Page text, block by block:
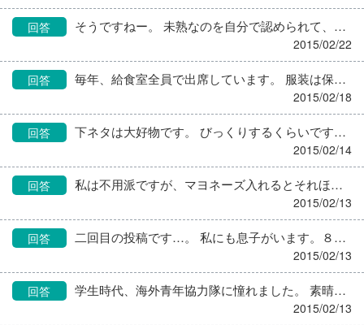
回答 そうですねー。 未熟なのを自分で認められて、同業者といえど厳しい意見もあるであろう此処に投稿出来るだけ、偉いと思いますよ。 信頼とか信用とかって、なくしちゃったらゼロからじゃなくてマイナスからのスタートです。 調理員さんは、呆れたとは思うけど信用なくすところまではいってないと思います。 なら、気持ちを切り替えて、もう本気で頑張ってるとこを見せればいいです。 口も聞いてくれないってのは、それだけ自分の仕事に真剣だからって部分もあります。 頑張って、よく考えて、頭がぐちゃぐちゃになりそうなときも自分を叱責して冷静に対応できたら、いずれ皆、認めてくれます。
2015/02/22
回答 毎年、給食室全員で出席しています。 服装は保育士さんも全員、黒の礼服。 ツーピースやワンピースの喪服ありますよね。 喪服というといいイメージがありませんが、要するに黒の礼服です。 それに真珠のネックレスやイヤリング、華やかなコサージュをつけます。 卒業アルバムの職員全員の写真撮影も礼服ですので、 意外と使ってるなあと思います。
2015/02/18
回答 下ネタは大好物です。 びっくりするくらいです。 小学男子が３人寄ったら、アホみたいな下ネタ替え歌で 延々とギャハギャハ笑ってます。 保育園児も同様ですねー。 小学男子になったら歯止めがききませんが（泣） 好みは、髪の毛の長いちょっとほわっとした女の子らしいです。 天美（あまみ）ちゃんっていうんですが(笑) こないだパパに、天ぷらみたいでおいしそうって言って、 「天の川のあまで綺麗だねって言いなさい」 と怒られてたみたいです。 女心が分かるようになるのはまだまだ先ですね(^^;
2015/02/14
回答 私は不用派ですが、マヨネーズ入れるとそれほど美味しくなるのだろうか？ どちらかと言えば、大人がマヨネーズ入ったものが好きだからではないでしょうか？ 味が濃くなりますしね。 マイルドになるという人もいるかと思いますが、そもそも保育園の食事にベッタリソースを塗らないですよね。 昼食に出すとき、私の園では、職員には小袋のマヨネーズをつけています。
2015/02/13
回答 二回目の投稿です…。 私にも息子がいます。８才ですが。 自分の息子だったらと思うと、それでも多分、 行くと言ったら行かせるかもしれません。 もちろん大事で、帰ってくるまで心配で心配でお百度参り 何回するかもわからないし、万が一何かあれば多分私は死ぬでしょうけど。 自分も行きたかったからでしょうか。 子供には苦労してほしくない反面、 自分で決めたことは苦労してもやらないと、 得るものは少ないと思ってるからでしょうか。 母親の私はそういう考えですが、 父親は違うようです。 バイクには絶対乗らすな、海外なんて行く必要はない、と。 自分は留学してたのに勝手だなあと。 息子に重ねてつい書いてしまいました。 ともかく、信念をもって行くArcher さんに、幸あることを祈っています。
2015/02/13
回答 学生時代、海外青年協力隊に憧れました。 素晴らしいです。 確かに今、情勢は良くありません。 それでもどうしてもしたい、と思ったときにしか出来ないことです。 信念も、体力も、行ける運も。 頑張ってください。
2015/02/13